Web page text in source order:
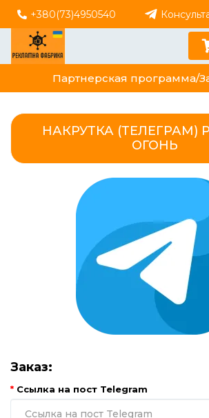
+380(73)4950540
Партнерская программа/
НАКРУТКА (ТЕЛЕГРАМ)
ОГОНЬ
Заказ:
Ссылка на пост Telegram